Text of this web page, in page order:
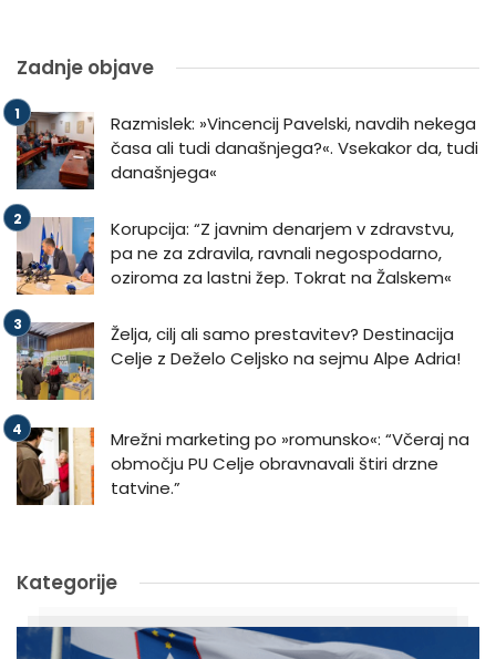
Zadnje objave
Razmislek: »Vincencij Pavelski, navdih nekega
časa ali tudi današnjega?«. Vsekakor da, tudi
današnjega«
Korupcija: “Z javnim denarjem v zdravstvu,
pa ne za zdravila, ravnali negospodarno,
oziroma za lastni žep. Tokrat na Žalskem«
Želja, cilj ali samo prestavitev? Destinacija
Celje z Deželo Celjsko na sejmu Alpe Adria!
Mrežni marketing po »romunsko«: “Včeraj na
območju PU Celje obravnavali štiri drzne
tatvine.”
Kategorije